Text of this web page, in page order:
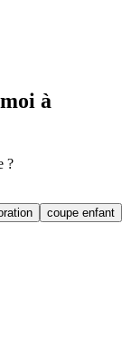
à
?
coupe enfant